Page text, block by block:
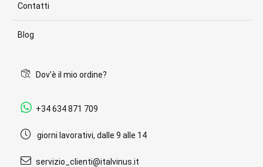
Contatti
Blog
Dov'è il mio ordine?
+34 634 871 709
giorni lavorativi, dalle 9 alle 14
servizio_clienti@italvinus.it